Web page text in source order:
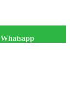
Whatsapp